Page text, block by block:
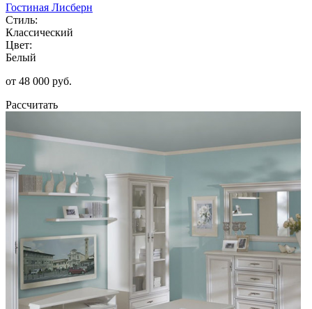
Гостиная Лисберн
Стиль:
Классический
Цвет:
Белый
от 48 000 руб.
Рассчитать